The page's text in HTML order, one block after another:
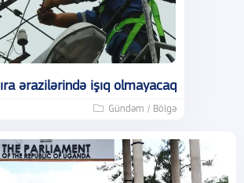
ərazilərində işıq olmayacaq
Gündəm / Bölgə